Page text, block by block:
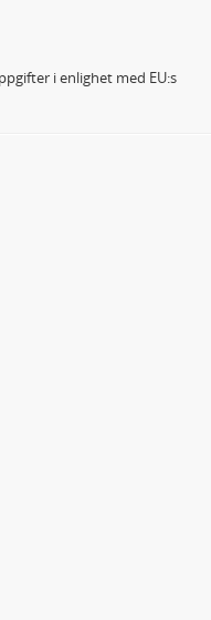
i enlighet med EU:s